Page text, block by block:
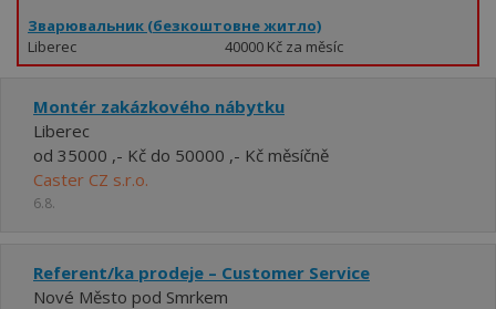
Зварювальник (безкоштовне житло)
Liberec
40000 Kč za měsíc
Montér zakázkového nábytku
Liberec
od 35000 ,- Kč do 50000 ,- Kč měsíčně
Caster CZ s.r.o.
6.8.
Referent/ka prodeje – Customer Service
Nové Město pod Smrkem